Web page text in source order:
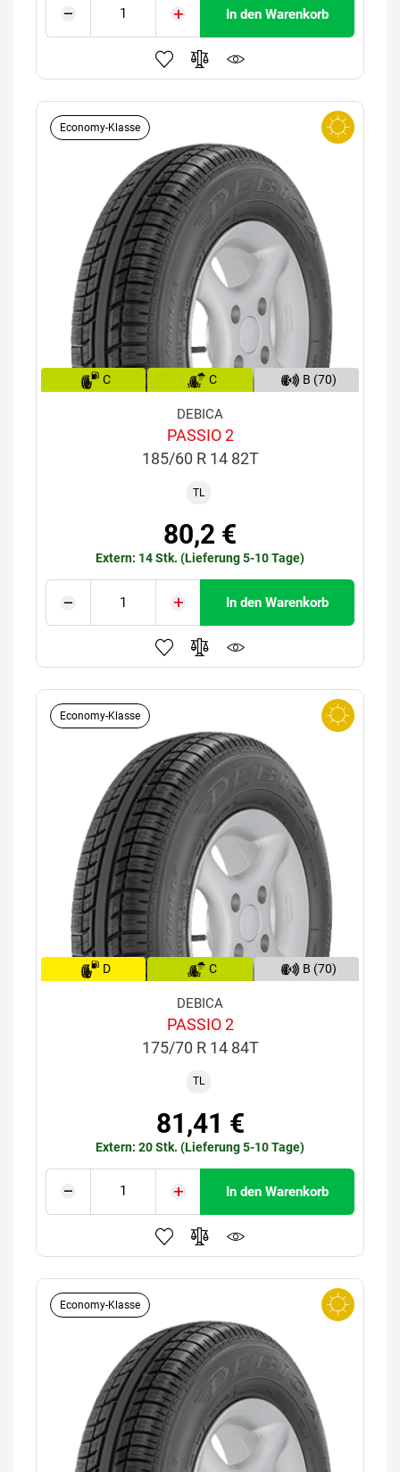
In den Warenkorb
Economy-Klasse
C C B (70)
DEBICA
PASSIO 2
185/60 R 14 82T
TL
80,2 €
Extern: 14 Stk. (Lieferung 5-10 Tage)
In den Warenkorb
Economy-Klasse
D C B (70)
DEBICA
PASSIO 2
175/70 R 14 84T
TL
81,41 €
Extern: 20 Stk. (Lieferung 5-10 Tage)
In den Warenkorb
Economy-Klasse